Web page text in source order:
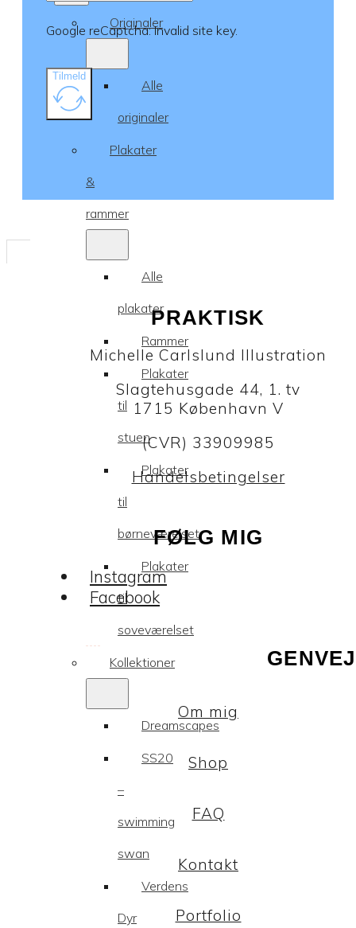
Originaler
Alle
originaler
Plakater
&
rammer
Alle
plakater
Rammer
Plakater
til
stuen
Plakater
til
børneværelset
Plakater
til
soveværelset
Kollektioner
Dreamscapes
SS20
–
swimming
swan
Verdens
Dyr
Google reCaptcha: Invalid site key.
Tilmeld
PRAKTISK
Michelle Carlslund Illustration
Slagtehusgade 44, 1. tv
1715 København V
(CVR) 33909985
Handelsbetingelser
FØLG MIG
Instagram
Facebook
Om mig
Shop
FAQ
Kontakt
Portfolio